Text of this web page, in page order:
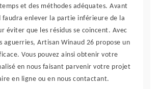
et des méthodes adéquates. Avant
faudra enlever la partie inférieure de la
éviter que les résidus se coincent. Avec
aguerries, Artisan Winaud 26 propose un
Vous pouvez ainsi obtenir votre
en nous faisant parvenir votre projet
en ligne ou en nous contactant.